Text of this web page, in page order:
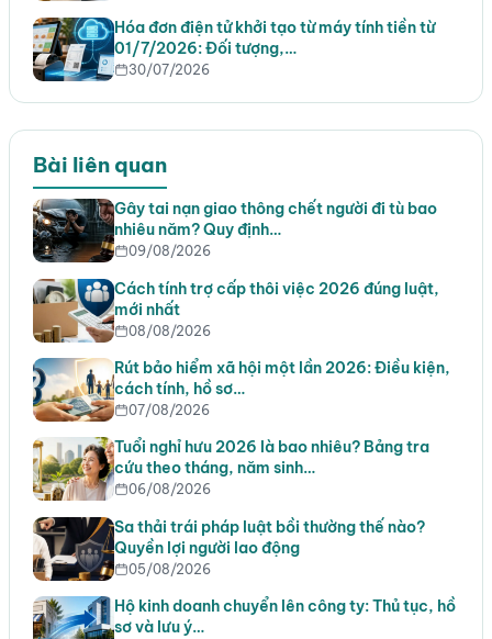
Hóa đơn điện tử khởi tạo từ máy tính tiền từ
01/7/2026: Đối tượng,…
30/07/2026
Bài liên quan
Gây tai nạn giao thông chết người đi tù bao
nhiêu năm? Quy định…
09/08/2026
Cách tính trợ cấp thôi việc 2026 đúng luật,
mới nhất
08/08/2026
Rút bảo hiểm xã hội một lần 2026: Điều kiện,
cách tính, hồ sơ…
07/08/2026
Tuổi nghỉ hưu 2026 là bao nhiêu? Bảng tra
cứu theo tháng, năm sinh…
06/08/2026
Sa thải trái pháp luật bồi thường thế nào?
Quyền lợi người lao động
05/08/2026
Hộ kinh doanh chuyển lên công ty: Thủ tục, hồ
sơ và lưu ý…